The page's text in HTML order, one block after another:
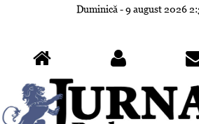
Duminică - 9 august 2026